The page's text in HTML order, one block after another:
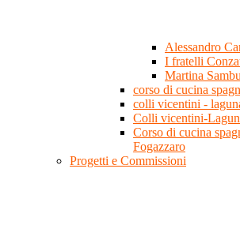
Alessandro
I fratelli
Martina
corso di cucina
colli vicentini -
Colli vicentini-
Corso di cucina
Fogazzaro
Progetti e Commissioni